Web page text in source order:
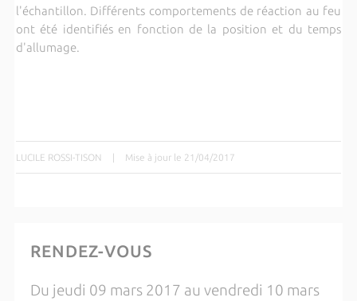
l'échantillon. Différents comportements de réaction au feu
ont été identifiés en fonction de la position et du temps
d'allumage.
LUCILE ROSSI-TISON | Mise à jour le 21/04/2017
RENDEZ-VOUS
Du jeudi 09 mars 2017 au vendredi 10 mars